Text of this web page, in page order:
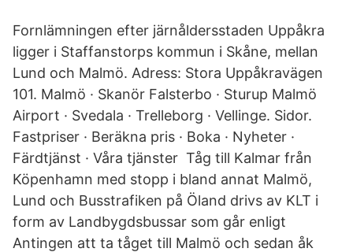
Fornlämningen efter järnåldersstaden Uppåkra
ligger i Staffanstorps kommun i Skåne, mellan
Lund och Malmö. Adress: Stora Uppåkravägen
101. Malmö · Skanör Falsterbo · Sturup Malmö
Airport · Svedala · Trelleborg · Vellinge. Sidor.
Fastpriser · Beräkna pris · Boka · Nyheter ·
Färdtjänst · Våra tjänster Tåg till Kalmar från
Köpenhamn med stopp i bland annat Malmö,
Lund och Busstrafiken på Öland drivs av KLT i
form av Landbygdsbussar som går enligt
Antingen att ta tåget till Malmö och sedan åk